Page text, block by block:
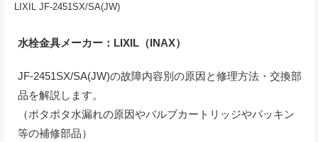
LIXIL JF-2451SX/SA(JW)
水栓金具メーカー：LIXIL（INAX）
JF-2451SX/SA(JW)の故障内容別の原因と修理方法・交換部
品を解説します。
（ポタポタ水漏れの原因やバルブカートリッジやパッキン
等の補修部品）